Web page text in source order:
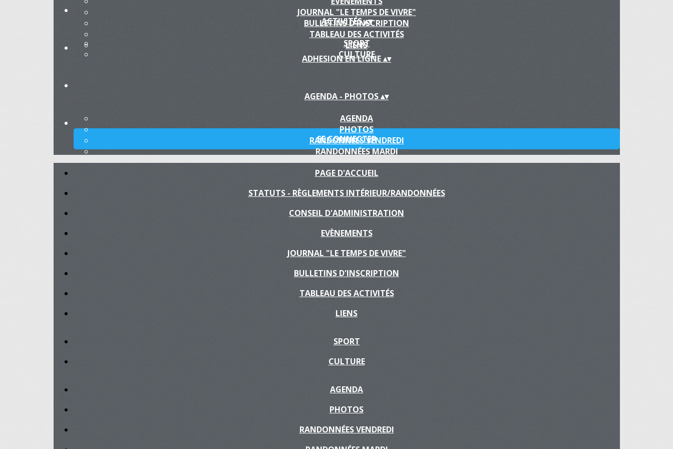
JOURNAL "LE TEMPS DE VIVRE"
BULLETINS D'INSCRIPTION
TABLEAU DES ACTIVITÉS
LIENS
ACTIVITÉS▴▾
SPORT
CULTURE
ADHESION EN LIGNE▴▾
AGENDA - PHOTOS▴▾
AGENDA
PHOTOS
RANDONNÉES VENDREDI
RANDONNÉES MARDI
SE CONNECTER
PAGE D'ACCUEIL
STATUTS - RÈGLEMENTS INTÉRIEUR/RANDONNÉES
CONSEIL D'ADMINISTRATION
EVÈNEMENTS
JOURNAL "LE TEMPS DE VIVRE"
BULLETINS D'INSCRIPTION
TABLEAU DES ACTIVITÉS
LIENS
SPORT
CULTURE
AGENDA
PHOTOS
RANDONNÉES VENDREDI